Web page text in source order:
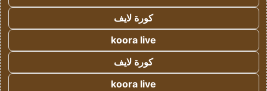
كورة لايف
koora live
كورة لايف
koora live